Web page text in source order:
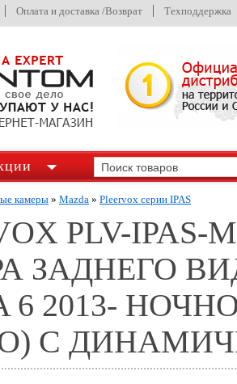
Оплата и доставка /Возврат Техподдержка
камеры » Mazda » Pleervox серии IPAS
PLV-
ЗАДНЕГО
6 2013-
С